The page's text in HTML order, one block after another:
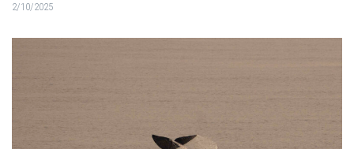
2/10/2025